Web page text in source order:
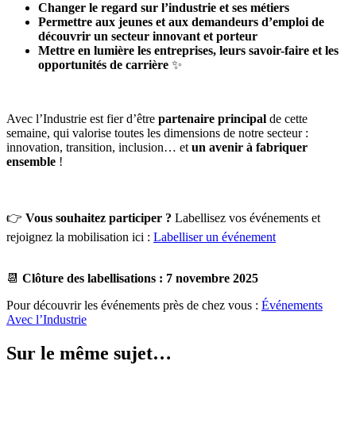
Changer le regard sur l’industrie et ses métiers
Permettre aux jeunes et aux demandeurs d’emploi de
découvrir un secteur innovant et porteur
Mettre en lumière les entreprises, leurs savoir-faire et les
opportunités de carrière ✨
Avec l’Industrie est fier d’être partenaire principal de cette
semaine, qui valorise toutes les dimensions de notre secteur :
innovation, transition, inclusion… et un avenir à fabriquer
ensemble !
👉 Vous souhaitez participer ? Labellisez vos événements et
rejoignez la mobilisation ici : Labelliser un événement
📆 Clôture des labellisations : 7 novembre 2025
Pour découvrir les événements près de chez vous : Événements
Avec l’Industrie
Sur le même sujet…